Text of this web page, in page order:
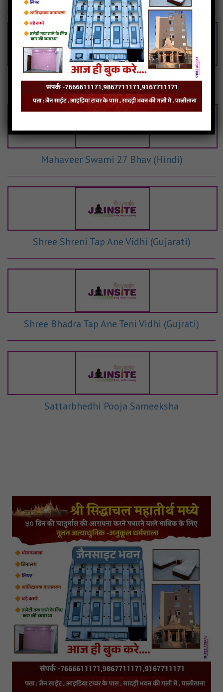
Shree Manibhadra Maha Poojan Vidhi
Mahaveer Swami 27 Bhav (Hindi)
Shree Shreni Tap Ane Vidhi (Gujarati)
Shree Bhadra Tap Ane Teni Vidhi (Gujrati)
Sattarbhedhi Pooja Sameeksha